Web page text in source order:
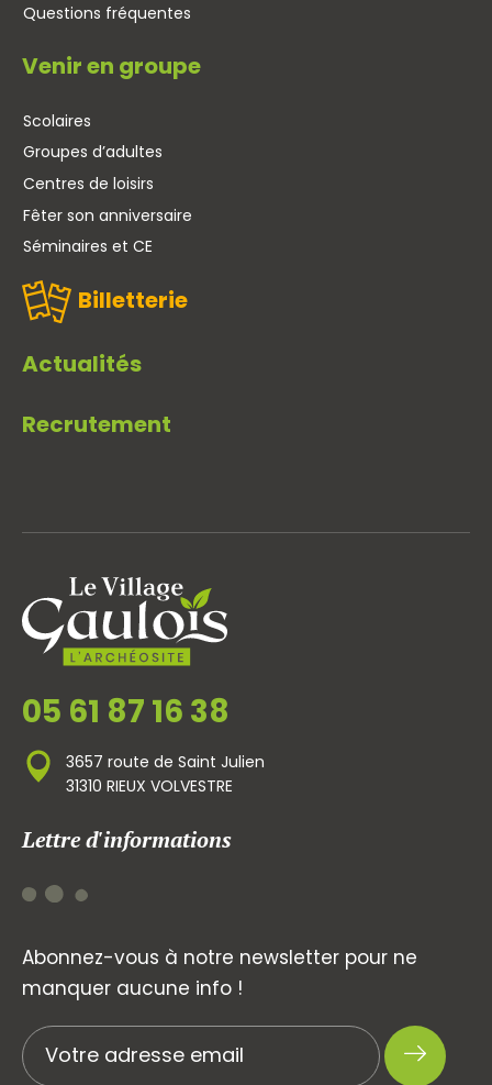
Questions fréquentes
Venir en groupe
Scolaires
Groupes d’adultes
Centres de loisirs
Fêter son anniversaire
Séminaires et CE
Billetterie
Actualités
Recrutement
05 61 87 16 38
3657 route de Saint Julien
31310 RIEUX VOLVESTRE
Lettre d'informations
Abonnez-vous à notre newsletter pour ne
manquer aucune info !